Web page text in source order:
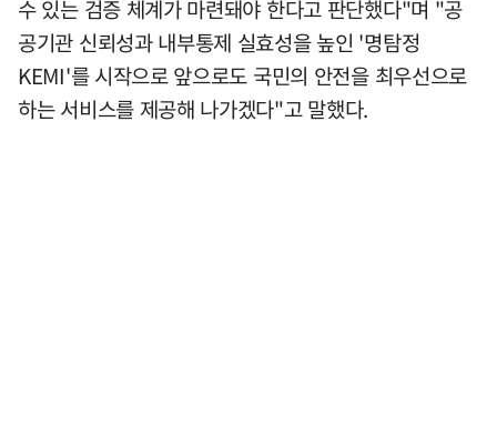
수 있는 검증 체계가 마련돼야 한다고 판단했다"며 "공
공기관 신뢰성과 내부통제 실효성을 높인 '명탐정
KEMI'를 시작으로 앞으로도 국민의 안전을 최우선으로
하는 서비스를 제공해 나가겠다"고 말했다.